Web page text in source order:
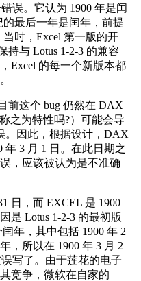
误。它认为 1900 年是闰
最后一年是闰年，前提
时，Excel 第一版的开
持与 Lotus 1-2-3 的兼容
Excel 的每一个新版本都
前这个 bug 仍然在 DAX
之为特性吗?）可能会导
。因此，根据设计，DAX
年 3 月 1 日。在此日期之
，应该被认为是不准确
日，而 EXCEL 是 1900
是 Lotus 1-2-3 的最初版
年，其中包括 1900 年 2
，所以在 1900 年 3 月 2
写了。由于莲花的电子
竞争，微软在自家的